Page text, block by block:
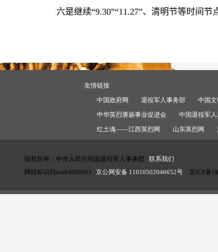
六是继续“9.30”“11.27”、清明节等时间节
友情链接
中国政府网
退役军人事务部
中国
中华英烈褒扬事业促进会
中国退役军
红土魂——江西英烈网
山东英烈网
版权所有：中华人民共和国退役军人事务部 联系我们
网站标识码bm84000003 京公网安备 11010502046652号 京ICP备